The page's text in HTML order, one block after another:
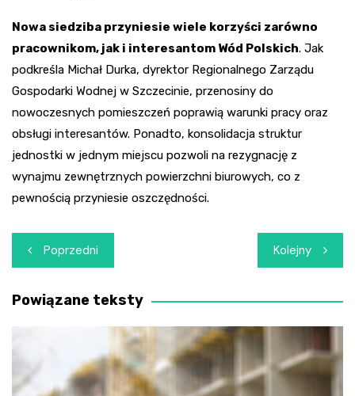
Nowa siedziba przyniesie wiele korzyści zarówno
pracownikom, jak i interesantom Wód Polskich. Jak
podkreśla Michał Durka, dyrektor Regionalnego Zarządu
Gospodarki Wodnej w Szczecinie, przenosiny do
nowoczesnych pomieszczeń poprawią warunki pracy oraz
obsługi interesantów. Ponadto, konsolidacja struktur
jednostki w jednym miejscu pozwoli na rezygnację z
wynajmu zewnętrznych powierzchni biurowych, co z
pewnością przyniesie oszczędności.
Nawigacja
wpisu
Poprzedni Kolejny
Powiązane teksty